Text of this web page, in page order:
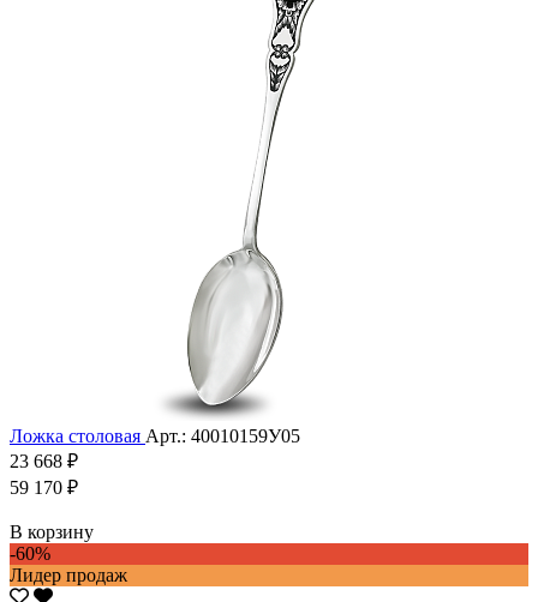
Ложка столовая Арт.: 40010159У05
23 668 ₽
59 170 ₽
В корзину
-60%
Лидер продаж